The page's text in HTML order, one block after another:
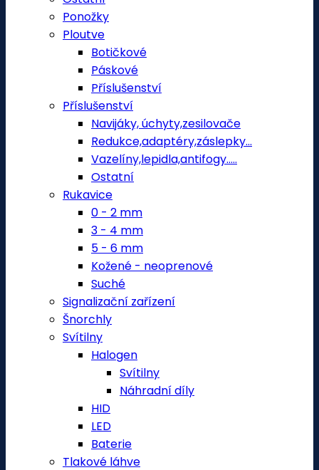
Ponožky
Ploutve
Botičkové
Páskové
Příslušenství
Příslušenství
Navijáky, úchyty,zesilovače
Redukce,adaptéry,záslepky...
Vazelíny,lepidla,antifogy.....
Ostatní
Rukavice
0 - 2 mm
3 - 4 mm
5 - 6 mm
Kožené - neoprenové
Suché
Signalizační zařízení
Šnorchly
Svítilny
Halogen
Svítilny
Náhradní díly
HID
LED
Baterie
Tlakové láhve